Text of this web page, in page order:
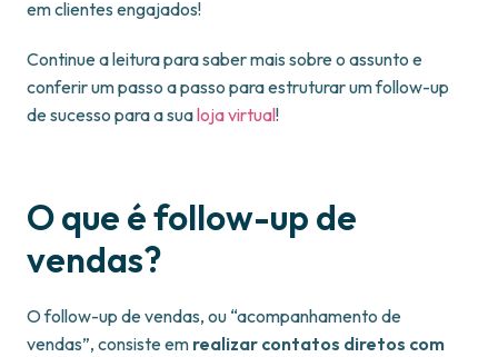
em clientes engajados!
Continue a leitura para saber mais sobre o assunto e
conferir um passo a passo para estruturar um follow-up
de sucesso para a sualoja virtual!
O que é follow-up de
vendas?
O follow-up de vendas, ou “acompanhamento de
vendas”, consiste em realizar contatos diretos com